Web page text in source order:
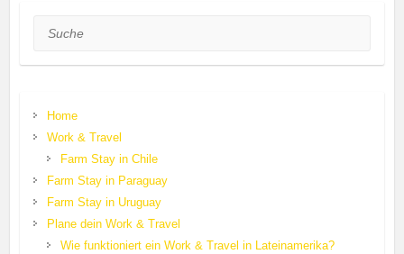
Suche
Home
Work & Travel
Farm Stay in Chile
Farm Stay in Paraguay
Farm Stay in Uruguay
Plane dein Work & Travel
Wie funktioniert ein Work & Travel in Lateinamerika?